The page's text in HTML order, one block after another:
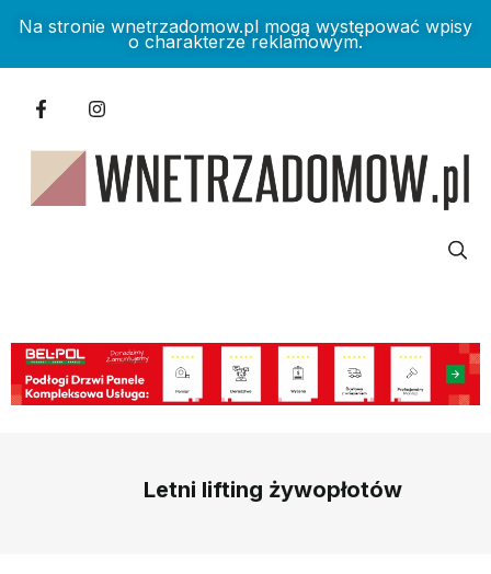
Na stronie wnetrzadomow.pl mogą występować wpisy
o charakterze reklamowym.
Letni lifting żywopłotów